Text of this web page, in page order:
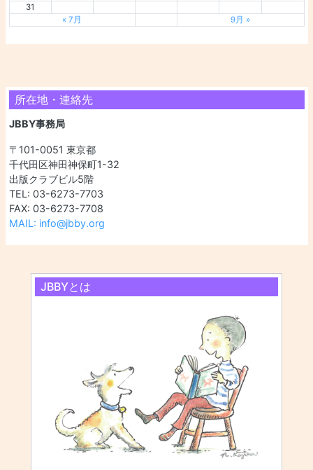
31
« 7月
9月 »
所在地・連絡先
JBBY事務局
〒101-0051 東京都
千代田区神田神保町1-32
出版クラブビル5階
TEL: 03-6273-7703
FAX: 03-6273-7708
MAIL: info@jbby.org
JBBYとは